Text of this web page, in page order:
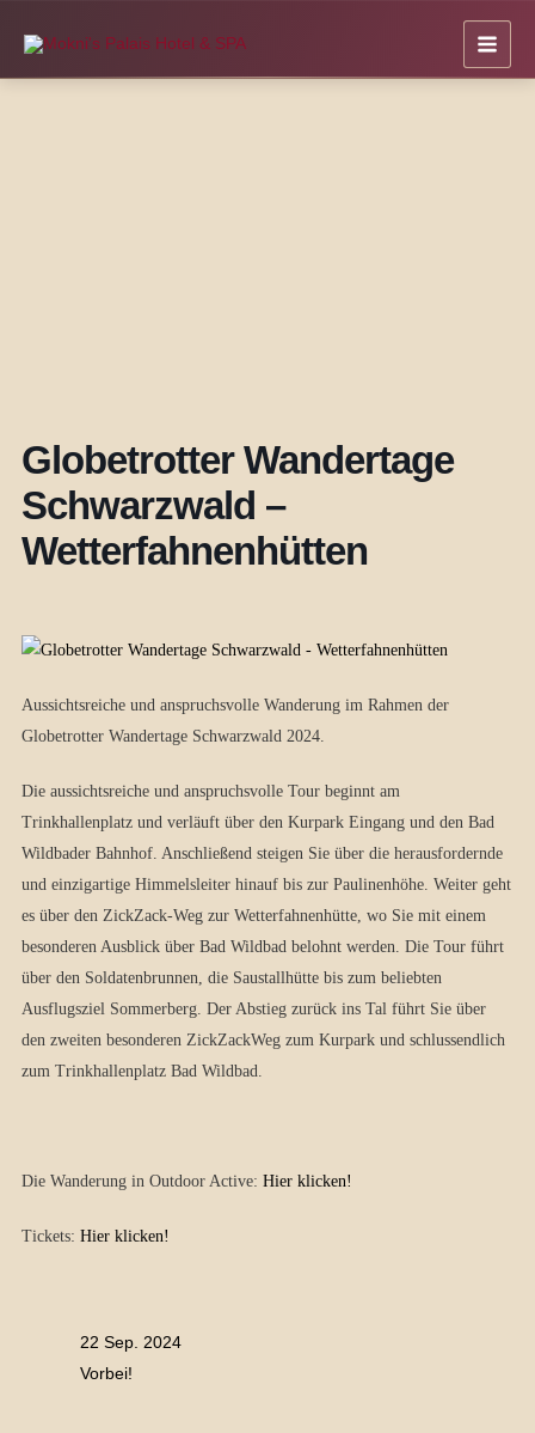
Inhalt
springen
Globetrotter Wandertage
Schwarzwald –
Wetterfahnenhütten
Aussichtsreiche und anspruchsvolle Wanderung im Rahmen der
Globetrotter Wandertage Schwarzwald 2024.
Die aussichtsreiche und anspruchsvolle Tour beginnt am
Trinkhallenplatz und verläuft über den Kurpark Eingang und den Bad
Wildbader Bahnhof. Anschließend steigen Sie über die herausfordernde
und einzigartige Himmelsleiter hinauf bis zur Paulinenhöhe. Weiter geht
es über den ZickZack-Weg zur Wetterfahnenhütte, wo Sie mit einem
besonderen Ausblick über Bad Wildbad belohnt werden. Die Tour führt
über den Soldatenbrunnen, die Saustallhütte bis zum beliebten
Ausflugsziel Sommerberg. Der Abstieg zurück ins Tal führt Sie über
den zweiten besonderen ZickZackWeg zum Kurpark und schlussendlich
zum Trinkhallenplatz Bad Wildbad.
Die Wanderung in Outdoor Active: Hier klicken!
Tickets: Hier klicken!
22 Sep. 2024
Vorbei!